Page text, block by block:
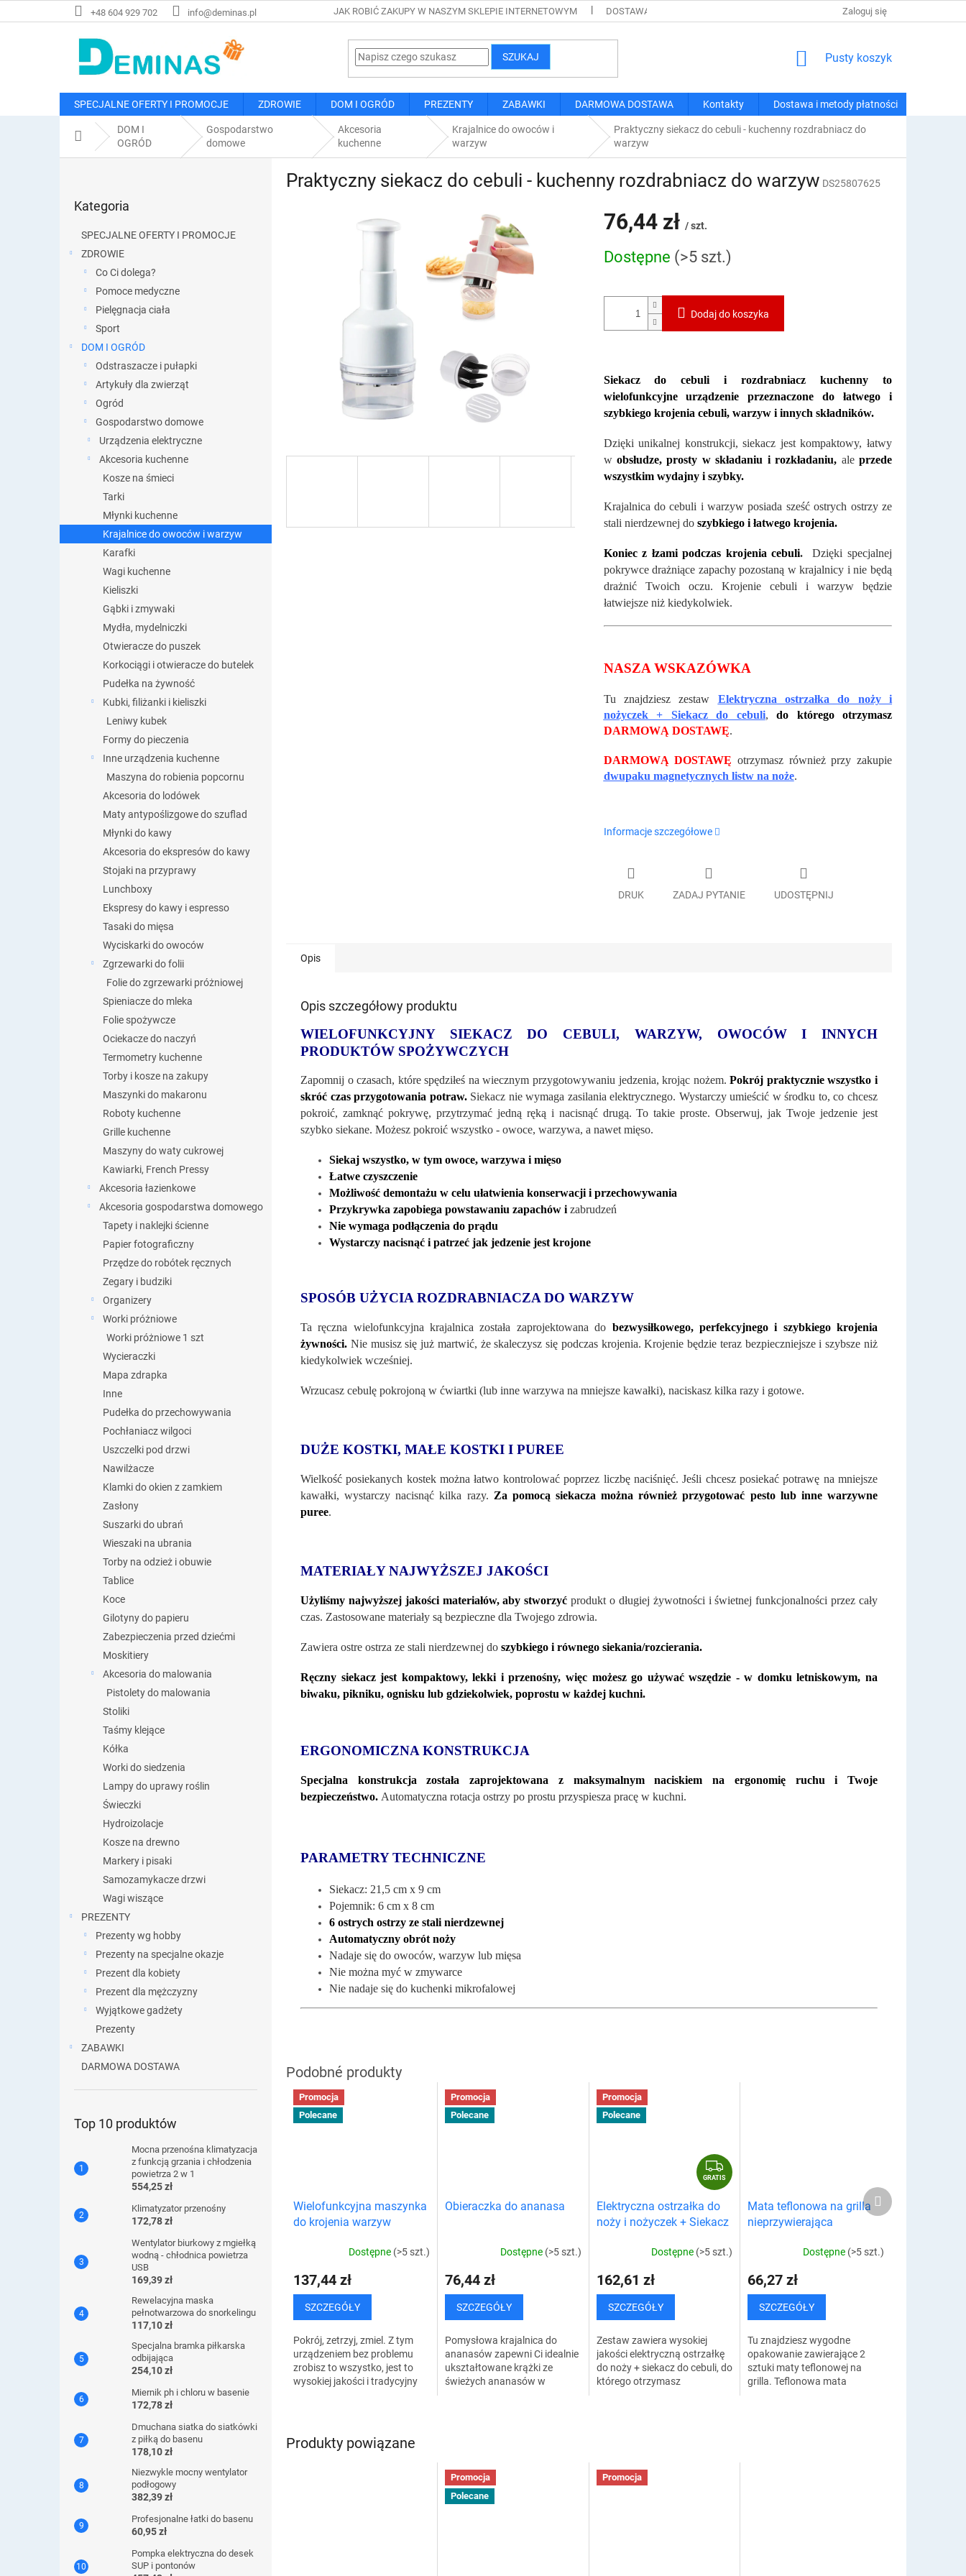
do
+48 604 929 702 info@deminas.pl JAK ROBIĆ ZAKUPY W NASZYM SKLEPIE INTERNETOWYM DOSTAWA I METODY PŁATNOŚCI REGULAMIN ZAKUPÓW
Zaloguj się
SZUKAJ KOSZYK
Pusty koszyk
SPECJALNE OFERTY I PROMOCJE ZDROWIE DOM I OGRÓD PREZENTY ZABAWKI DARMOWA DOSTAWA Kontakty Dostawa i metody płatności
Home
DOM I
OGRÓD
Gospodarstwo
domowe
Akcesoria
kuchenne
Krajalnice do owoców i
warzyw
Praktyczny siekacz do cebuli - kuchenny rozdrabniacz do
warzyw
kategorie
Kategoria
SPECJALNE OFERTY I PROMOCJE
ZDROWIE
Co Ci dolega?
Pomoce medyczne
Pielęgnacja ciała
Sport
DOM I OGRÓD
Odstraszacze i pułapki
Artykuły dla zwierząt
Ogród
Gospodarstwo domowe
Urządzenia elektryczne
Akcesoria kuchenne
Kosze na śmieci
Tarki
Młynki kuchenne
Krajalnice do owoców i warzyw
Karafki
Wagi kuchenne
Kieliszki
Gąbki i zmywaki
Mydła, mydelniczki
Otwieracze do puszek
Korkociągi i otwieracze do butelek
Pudełka na żywność
Kubki, filiżanki i kieliszki
Leniwy kubek
Formy do pieczenia
Inne urządzenia kuchenne
Maszyna do robienia popcornu
Akcesoria do lodówek
Maty antypoślizgowe do szuflad
Młynki do kawy
Akcesoria do ekspresów do kawy
Stojaki na przyprawy
Lunchboxy
Ekspresy do kawy i espresso
Tasaki do mięsa
Wyciskarki do owoców
Zgrzewarki do folii
Folie do zgrzewarki próżniowej
Spieniacze do mleka
Folie spożywcze
Ociekacze do naczyń
Termometry kuchenne
Torby i kosze na zakupy
Maszynki do makaronu
Roboty kuchenne
Grille kuchenne
Maszyny do waty cukrowej
Kawiarki, French Pressy
Akcesoria łazienkowe
Akcesoria gospodarstwa domowego
Tapety i naklejki ścienne
Papier fotograficzny
Przędze do robótek ręcznych
Zegary i budziki
Organizery
Worki próżniowe
Worki próżniowe 1 szt
Wycieraczki
Mapa zdrapka
Inne
Pudełka do przechowywania
Pochłaniacz wilgoci
Uszczelki pod drzwi
Nawilżacze
Klamki do okien z zamkiem
Zasłony
Suszarki do ubrań
Wieszaki na ubrania
Torby na odzież i obuwie
Tablice
Koce
Gilotyny do papieru
Zabezpieczenia przed dziećmi
Moskitiery
Akcesoria do malowania
Pistolety do malowania
Stoliki
Taśmy klejące
Kółka
Worki do siedzenia
Lampy do uprawy roślin
Świeczki
Hydroizolacje
Kosze na drewno
Markery i pisaki
Samozamykacze drzwi
Wagi wiszące
PREZENTY
Prezenty wg hobby
Prezenty na specjalne okazje
Prezent dla kobiety
Prezent dla mężczyzny
Wyjątkowe gadżety
Prezenty
ZABAWKI
DARMOWA DOSTAWA
Top 10 produktów
Mocna przenośna klimatyzacja
z funkcją grzania i chłodzenia
powietrza 2 w 1
554,25 zł
Klimatyzator przenośny
172,78 zł
Wentylator biurkowy z mgiełką
wodną - chłodnica powietrza
USB
169,39 zł
Rewelacyjna maska ​​
pełnotwarzowa do snorkelingu
117,10 zł
Specjalna bramka piłkarska
odbijająca
254,10 zł
Miernik ph i chloru w basenie
172,78 zł
Dmuchana siatka do siatkówki
z piłką do basenu
178,10 zł
Niezwykle mocny wentylator
podłogowy
382,39 zł
Profesjonalne łatki do basenu
60,95 zł
Pompka elektryczna do desek
SUP i pontonów
Praktyczny siekacz do cebuli - kuchenny rozdrabniacz do warzyw DS25807625
76,44 zł / szt.
jednostkowa:
Dostępne (>5 szt.)
Dodaj do koszyka
Siekacz do cebuli i rozdrabniacz kuchenny to
wielofunkcyjne urządzenie przeznaczone do łatwego i
szybkiego krojenia cebuli, warzyw i innych składników.
Dzięki unikalnej konstrukcji, siekacz jest kompaktowy, łatwy
w obsłudze, prosty w składaniu i rozkładaniu, ale przede
wszystkim wydajny i szybky.
Krajalnica do cebuli i warzyw posiada sześć ostrych ostrzy ze
stali nierdzewnej do szybkiego i łatwego krojenia.
Koniec z łzami podczas krojenia cebuli.Dzięki specjalnej
pokrywce drażniące zapachy pozostaną w krajalnicy i nie będą
drażnić Twoich oczu. Krojenie cebuli i warzyw będzie
łatwiejsze niż kiedykolwiek.
NASZA WSKAZÓWKA
Tu znajdziesz zestaw Elektryczna ostrzałka do noży i
nożyczek + Siekacz do cebuli, do którego otrzymasz
DARMOWĄ DOSTAWĘ.
DARMOWĄ DOSTAWĘ otrzymasz również przy zakupie
dwupaku magnetycznych listw na noże.
Informacje szczegółowe
DRUK ZADAJ PYTANIE UDOSTĘPNIJ
Produkty powiązane
Promocja
Polecane
Promocja
Opis
Opis szczegółowy produktu
WIELOFUNKCYJNY SIEKACZ DO CEBULI, WARZYW, OWOCÓW I INNYCH
PRODUKTÓW SPOŻYWCZYCH
Zapomnij o czasach, które spędziłeś na wiecznym przygotowywaniu jedzenia, krojąc nożem.Pokrój praktycznie wszystko i
skróć czas przygotowania potraw.Siekacz nie wymaga zasilania elektrycznego. Wystarczy umieścić w środku to, co chcesz
pokroić, zamknąć pokrywę, przytrzymać jedną ręką i nacisnąć drugą. To takie proste. Obserwuj, jak Twoje jedzenie jest
szybko siekane. Możesz pokroić wszystko - owoce, warzywa, a nawet mięso.
Siekaj wszystko, w tym owoce, warzywa i mięso
Łatwe czyszczenie
Możliwość demontażu w celu ułatwienia konserwacji i przechowywania
Przykrywka zapobiega powstawaniu zapachów i zabrudzeń
Nie wymaga podłączenia do prądu
Wystarczy nacisnąć i patrzeć jak jedzenie jest krojone
SPOSÓB UŻYCIA ROZDRABNIACZA DO WARZYW
Ta ręczna wielofunkcyjna krajalnica została zaprojektowana do bezwysiłkowego, perfekcyjnego i szybkiego krojenia
żywności. Nie musisz się już martwić, że skaleczysz się podczas krojenia. Krojenie będzie teraz bezpieczniejsze i szybsze niż
kiedykolwiek wcześniej.
Wrzucasz cebulę pokrojoną w ćwiartki (lub inne warzywa na mniejsze kawałki), naciskasz kilka razy i gotowe.
DUŻE KOSTKI, MAŁE KOSTKI I PUREE
Wielkość posiekanych kostek można łatwo kontrolować poprzez liczbę naciśnięć. Jeśli chcesz posiekać potrawę na mniejsze
kawałki, wystarczy nacisnąć kilka razy. Za pomocą siekacza można również przygotować pesto lub inne warzywne
puree.
MATERIAŁY NAJWYŻSZEJ JAKOŚCI
Użyliśmy najwyższej jakości materiałów, aby stworzyćprodukt o długiej żywotności i świetnej funkcjonalności przez cały
czas. Zastosowane materiały są bezpieczne dla Twojego zdrowia.
Zawiera ostre ostrza ze stali nierdzewnej do szybkiego i równego siekania/rozcierania.
Ręczny siekacz jest kompaktowy, lekki i przenośny, więc możesz go używać wszędzie - w domku letniskowym, na
biwaku, pikniku, ognisku lub gdziekolwiek, poprostu w każdej kuchni.
ERGONOMICZNA KONSTRUKCJA
Specjalna konstrukcja została zaprojektowana z maksymalnym naciskiem na ergonomię ruchu i Twoje
bezpieczeństwo. Automatyczna rotacja ostrzy po prostu przyspiesza pracę w kuchni.
PARAMETRY TECHNICZNE
Siekacz: 21,5 cm x 9 cm
Pojemnik: 6 cm x 8 cm
6 ostrych ostrzy ze stali nierdzewnej
Automatyczny obrót noży
Nadaje się do owoców, warzyw lub mięsa
Nie można myć w zmywarce
Nie nadaje się do kuchenki mikrofalowej
Promocja
Polecane
Wielofunkcyjna maszynka
do krojenia warzyw
Dostępne (>5 szt.)
137,44 zł
SZCZEGÓŁY
Pokrój, zetrzyj, zmiel. Z tym
urządzeniem bez problemu
zrobisz to wszystko, jest to
wysokiej jakości i tradycyjny
Promocja
Polecane
Obieraczka do ananasa
Dostępne (>5 szt.)
76,44 zł
SZCZEGÓŁY
Pomysłowa krajalnica do
ananasów zapewni Ci idealnie
ukształtowane krążki ze
świeżych ananasów w
Promocja
Polecane
G
R
T
S
GRATIS
Elektryczna ostrzałka do
noży i nożyczek + Siekacz
Dostępne (>5 szt.)
162,61 zł
SZCZEGÓŁY
Zestaw zawiera wysokiej
jakości elektryczną ostrzałkę
do noży + siekacz do cebuli, do
którego otrzymasz
Mata teflonowa na grilla
nieprzywierająca
Dostępne (>5 szt.)
66,27 zł
SZCZEGÓŁY
Tu znajdziesz wygodne
opakowanie zawierające 2
sztuki maty teflonowej na
grilla. Teflonowa mata
Produkt
następny